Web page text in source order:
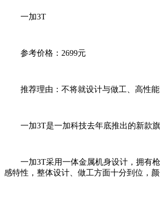
一加3T
参考价格：2699元
推荐理由：不将就设计与做工、高性能
一加3T是一加科技去年底推出的新款旗
一加3T采用一体金属机身设计，拥有枪
感特性，整体设计、做工方面十分到位，颜